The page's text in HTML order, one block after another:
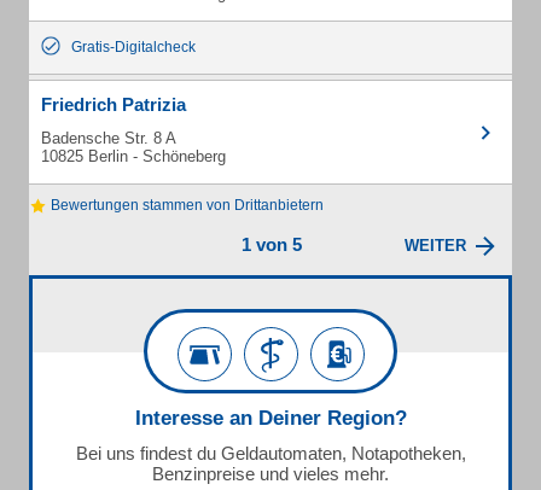
Gratis-Digitalcheck
Friedrich Patrizia
Badensche Str. 8 A
10825 Berlin - Schöneberg
Bewertungen stammen von Drittanbietern
1 von 5 WEITER
Interesse an Deiner Region?
Bei uns findest du Geldautomaten, Notapotheken,
Benzinpreise und vieles mehr.